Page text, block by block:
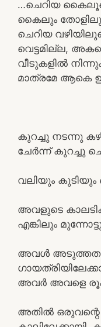
…ചെറിയ
കൈലും
ചെറിയ
വെട്ടമില്ല,
വീടുകളിൽ
മാത്രമേ ആകെ
കുറച്ചു നടന്നു
ചേർന്ന് കുറച്ചു
വലിയും കുടിയും
അവളുടെ
എങ്കിലും
അവൾ
അവർ അവളെ
അതിൽ ഒരുവന്റെ